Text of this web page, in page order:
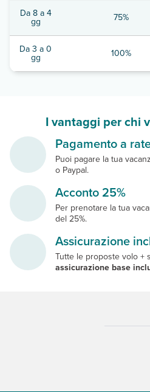
Da 8 a 4
gg 75%
Da 3 a 0
gg 100%
I vantaggi per chi
Pagamento a
Puoi pagare la tua
o Paypal.
Acconto 25%
Per prenotare la tua
del 25%.
Assicurazione
Tutte le proposte volo +
assicurazione base